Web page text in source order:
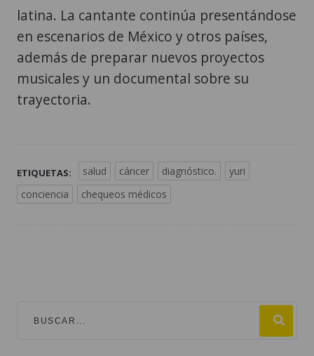
latina. La cantante continúa presentándose
en escenarios de México y otros países,
además de preparar nuevos proyectos
musicales y un documental sobre su
trayectoria.
ETIQUETAS: salud cáncer diagnóstico.
yuri
conciencia
chequeos médicos